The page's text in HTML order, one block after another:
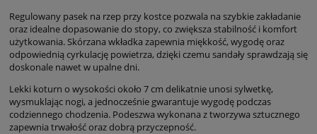
Regulowany pasek na rzep przy kostce pozwala na szybkie zakładanie
oraz idealne dopasowanie do stopy, co zwiększa stabilność i komfort
użytkowania. Skórzana wkładka zapewnia miękkość, wygodę oraz
odpowiednią cyrkulację powietrza, dzięki czemu sandały sprawdzają się
doskonale nawet w upalne dni.
Lekki koturn o wysokości około 7 cm delikatnie unosi sylwetkę,
wysmuklając nogi, a jednocześnie gwarantuje wygodę podczas
codziennego chodzenia. Podeszwa wykonana z tworzywa sztucznego
zapewnia trwałość oraz dobrą przyczepność.